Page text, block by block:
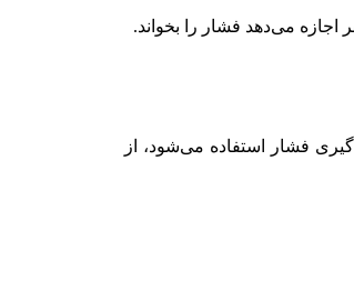
می‌دهد فشار را بخواند.
فشار استفاده می‌شود، از